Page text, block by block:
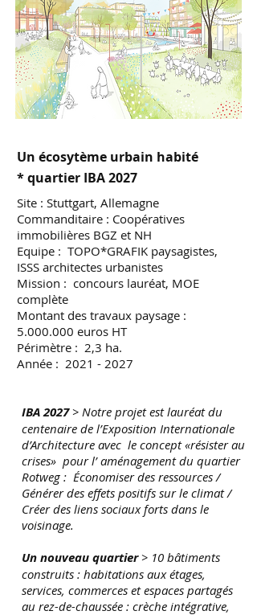
Un écosytème urbain habité
* quartier IBA 2027
Site : Stuttgart, Allemagne
Commanditaire : Coopératives
immobilières BGZ et NH
Equipe : TOPO*GRAFIK paysagistes,
ISSS architectes urbanistes
Mission : concours lauréat, MOE
complète
Montant des travaux paysage :
5.000.000 euros HT
Périmètre : 2,3 ha.
Année : 2021 - 2027
IBA 2027> Notre projet est lauréat du
centenaire de l’Exposition Internationale
d’Architecture avec le concept «résister au
crises» pour l’ aménagement du quartier
Rotweg : Économiser des ressources /
Générer des effets positifs sur le climat /
Créer des liens sociaux forts dans le
voisinage.
Un nouveau quartier> 10 bâtiments
construits : habitations aux étages,
services, commerces et espaces partagés
au rez-de-chaussée : crèche intégrative,